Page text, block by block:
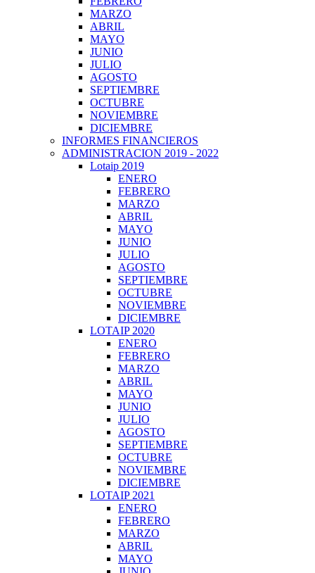
MARZO
ABRIL
MAYO
JUNIO
JULIO
AGOSTO
SEPTIEMBRE
OCTUBRE
NOVIEMBRE
DICIEMBRE
INFORMES FINANCIEROS
ADMINISTRACION 2019 - 2022
Lotaip 2019
ENERO
FEBRERO
MARZO
ABRIL
MAYO
JUNIO
JULIO
AGOSTO
SEPTIEMBRE
OCTUBRE
NOVIEMBRE
DICIEMBRE
LOTAIP 2020
ENERO
FEBRERO
MARZO
ABRIL
MAYO
JUNIO
JULIO
AGOSTO
SEPTIEMBRE
OCTUBRE
NOVIEMBRE
DICIEMBRE
LOTAIP 2021
ENERO
FEBRERO
MARZO
ABRIL
MAYO